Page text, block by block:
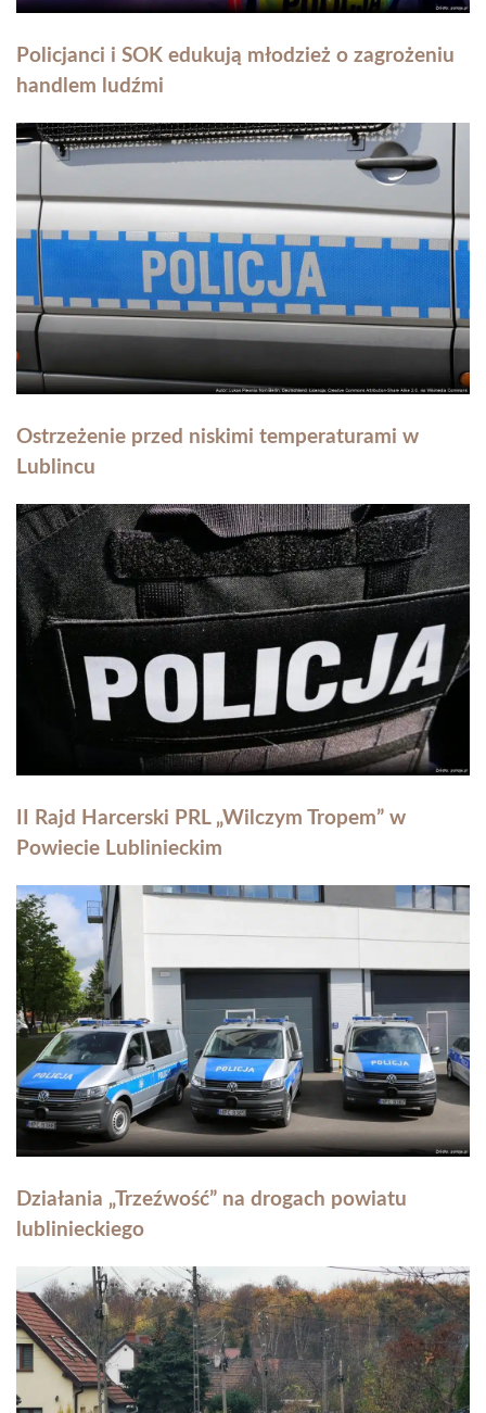
Policjanci i SOK edukują młodzież o zagrożeniu
handlem ludźmi
Ostrzeżenie przed niskimi temperaturami w
Lublincu
II Rajd Harcerski PRL „Wilczym Tropem” w
Powiecie Lublinieckim
Działania „Trzeźwość” na drogach powiatu
lublinieckiego